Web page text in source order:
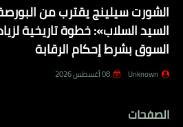
الشورت سيلينج يقترب من
السيد السلاب»: خطوة تاريخية
السوق بشرط إحكام الرقابة
Unknown 08 أغسطس 2026
الصفحات